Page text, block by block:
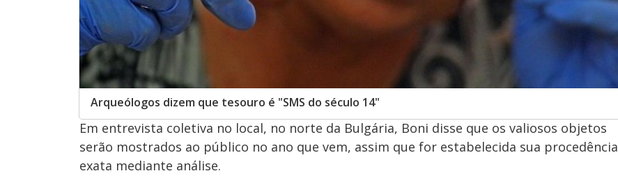
Arqueólogos dizem que tesouro é "SMS do século 14"
Em entrevista coletiva no local, no norte da Bulgária, Boni disse que os valiosos objetos
serão mostrados ao público no ano que vem, assim que for estabelecida sua procedência
exata mediante análise.